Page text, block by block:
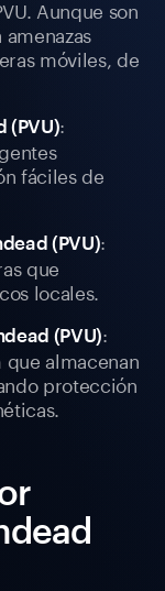
Aunque son
móviles, de
(PVU):
fáciles de
(PVU):
que
locales.
(PVU):
almacenan
protección